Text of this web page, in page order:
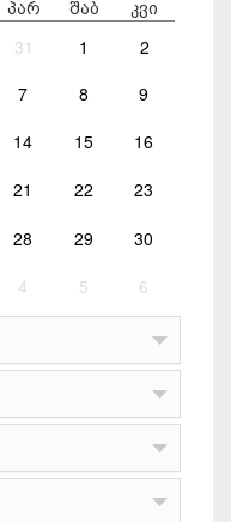
პარ შაბ კვი
31 1 2
7 8 9
14 15 16
21 22 23
28 29 30
4 5 6